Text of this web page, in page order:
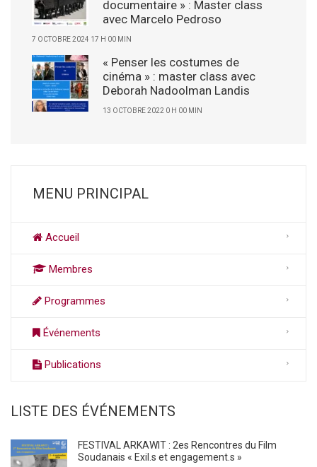
documentaire » : Master class
avec Marcelo Pedroso
7 OCTOBRE 2024 17 H 00 MIN
« Penser les costumes de
cinéma » : master class avec
Deborah Nadoolman Landis
13 OCTOBRE 2022 0 H 00 MIN
MENU PRINCIPAL
Accueil
Membres
Programmes
Événements
Publications
LISTE DES ÉVÉNEMENTS
FESTIVAL ARKAWIT : 2es Rencontres du Film
Soudanais « Exil.s et engagement.s »